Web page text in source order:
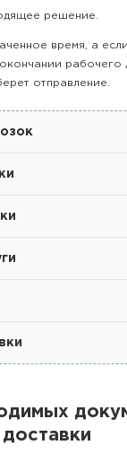
решение.
время, а
рабочего
отправление.
доставки